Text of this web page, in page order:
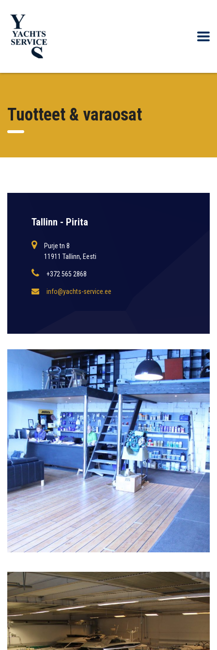
Tuotteet & varaosat
Tallinn - Pirita
Purje tn 8
11911 Tallinn, Eesti
+372 565 2868
info@yachts-service.ee